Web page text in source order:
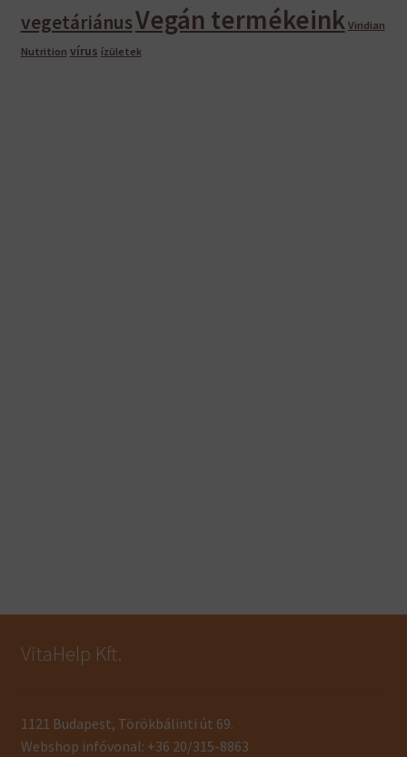
vegetáriánusVegán termékeink Viridian
Nutrition vírus ízületek
VitaHelp Kft.
1121 Budapest, Törökbálinti út 69.
Webshop infóvonal: +36 20/315-8863